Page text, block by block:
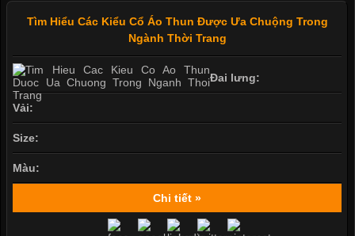
Tìm Hiểu Các Kiểu Cổ Áo Thun Được Ưa Chuộng Trong
Ngành Thời Trang
Đai lưng:
Vải:
Size:
Màu:
Chi tiết »